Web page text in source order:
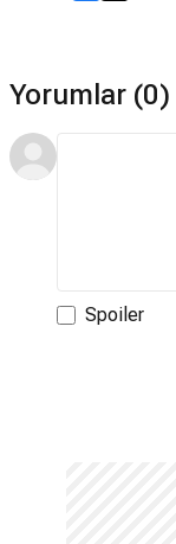
Yorumlar (0)
Spoiler